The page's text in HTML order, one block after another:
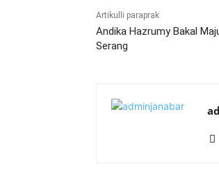
Artikulli paraprak
Andika Hazrumy Bakal
Serang